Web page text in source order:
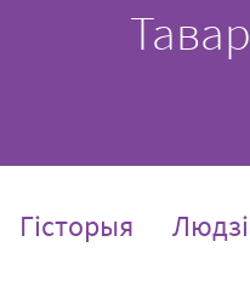
Гісторыя Людзі